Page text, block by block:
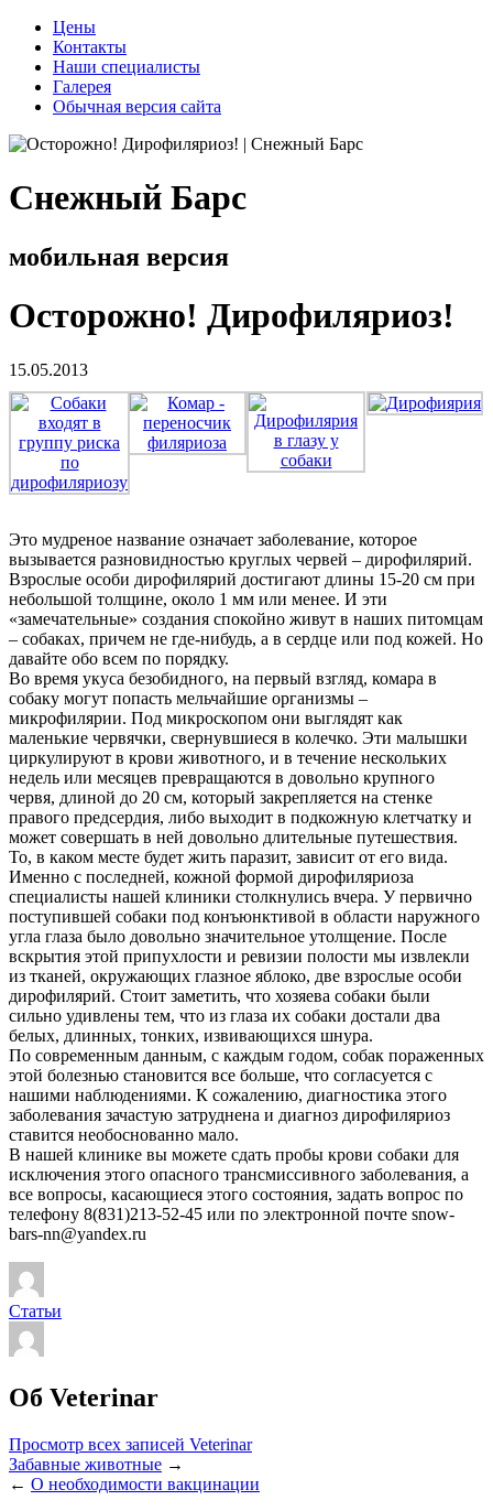
Цены
Контакты
Наши специалисты
Галерея
Обычная версия сайта
Снежный Барс
мобильная версия
Осторожно! Дирофиляриоз!
15.05.2013
Это мудреное название означает заболевание, которое
вызывается разновидностью круглых червей – дирофилярий.
Взрослые особи дирофилярий достигают длины 15-20 см при
небольшой толщине, около 1 мм или менее. И эти
«замечательные» создания спокойно живут в наших питомцам
– собаках, причем не где-нибудь, а в сердце или под кожей. Но
давайте обо всем по порядку.
Во время укуса безобидного, на первый взгляд, комара в
собаку могут попасть мельчайшие организмы –
микрофилярии. Под микроскопом они выглядят как
маленькие червячки, свернувшиеся в колечко. Эти малышки
циркулируют в крови животного, и в течение нескольких
недель или месяцев превращаются в довольно крупного
червя, длиной до 20 см, который закрепляется на стенке
правого предсердия, либо выходит в подкожную клетчатку и
может совершать в ней довольно длительные путешествия.
То, в каком месте будет жить паразит, зависит от его вида.
Именно с последней, кожной формой дирофиляриоза
специалисты нашей клиники столкнулись вчера. У первично
поступившей собаки под конъюнктивой в области наружного
угла глаза было довольно значительное утолщение. После
вскрытия этой припухлости и ревизии полости мы извлекли
из тканей, окружающих глазное яблоко, две взрослые особи
дирофилярий. Стоит заметить, что хозяева собаки были
сильно удивлены тем, что из глаза их собаки достали два
белых, длинных, тонких, извивающихся шнура.
По современным данным, с каждым годом, собак пораженных
этой болезнью становится все больше, что согласуется с
нашими наблюдениями. К сожалению, диагностика этого
заболевания зачастую затруднена и диагноз дирофиляриоз
ставится необоснованно мало.
В нашей клинике вы можете сдать пробы крови собаки для
исключения этого опасного трансмиссивного заболевания, а
все вопросы, касающиеся этого состояния, задать вопрос по
телефону 8(831)213-52-45 или по электронной почте snow-
bars-nn@yandex.ru
Статьи
Об Veterinar
Просмотр всех записей Veterinar
Забавные животные →
← О необходимости вакцинации